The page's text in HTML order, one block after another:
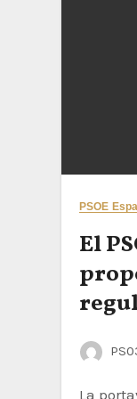
PSOE
El
La portavoz, Adriana Lastra, avanza que, en